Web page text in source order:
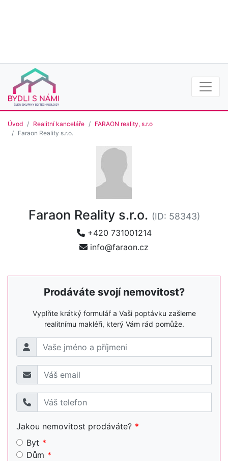
Úvod Realitní kanceláře
FARAON reality, s.r.o
Faraon Reality s.r.o.
Faraon Reality s.r.o. (ID: 58343)
+420 731001214
info@faraon.cz
Prodáváte svojí nemovitost?
Vyplňte krátký formulář a Vaši poptávku zašleme
realitnímu makléři, který Vám rád pomůže.
Jakou nemovitost prodáváte?
Byt
Dům